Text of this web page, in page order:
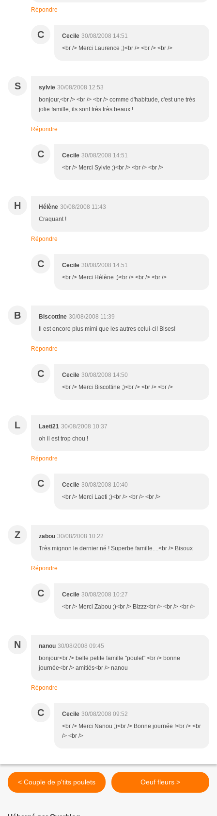
Répondre
C Cecile 30/08/2008 14:51
<br /> Merci Laurence ;)<br /> <br /> <br />
S sylvie 30/08/2008 12:53
bonjour,<br /> <br /> <br /> comme d'habitude, c'est une très
jolie famille, ils sont très très beaux !
Répondre
C Cecile 30/08/2008 14:51
<br /> Merci Sylvie ;)<br /> <br /> <br />
H Hélène 30/08/2008 11:43
Craquant !
Répondre
C Cecile 30/08/2008 14:51
<br /> Merci Hélène ;)<br /> <br /> <br />
B Biscottine 30/08/2008 11:39
Il est encore plus mimi que les autres celui-ci! Bises!
Répondre
C Cecile 30/08/2008 14:50
<br /> Merci Biscottine ;)<br /> <br /> <br />
L Laeti21 30/08/2008 10:37
oh il est trop chou !
Répondre
C Cecile 30/08/2008 10:40
<br /> Merci Laeti ;)<br /> <br /> <br />
Z zabou 30/08/2008 10:22
Très mignon le dernier né ! Superbe famille....<br /> Bisoux
Répondre
C Cecile 30/08/2008 10:27
<br /> Merci Zabou ;)<br /> Bizzz<br /> <br /> <br />
N nanou 30/08/2008 09:45
bonjour<br /> belle petite famille "poulet" <br /> bonne
journée<br /> amitiés<br /> nanou
Répondre
C Cecile 30/08/2008 09:52
<br /> Merci Nanou ;)<br /> Bonne journée !<br /> <br
/> <br />
< Couple de p'tits poulets Oeuf fleurs >